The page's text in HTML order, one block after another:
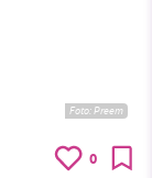
Foto:Preem
0